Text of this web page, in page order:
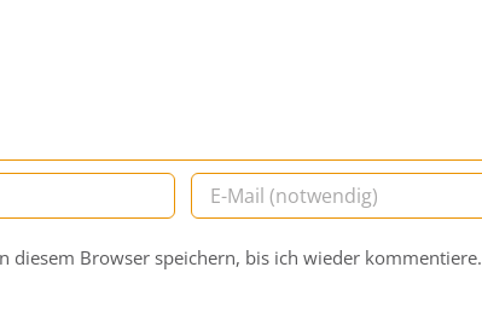
diesem Browser speichern, bis ich wieder kommentiere.